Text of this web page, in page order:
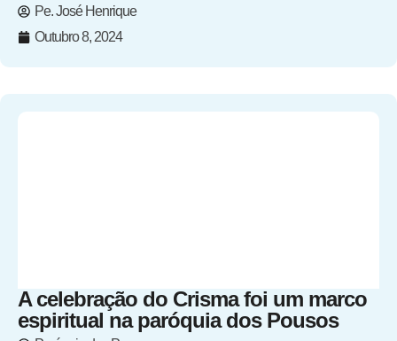
Pe. José Henrique
Outubro 8, 2024
A celebração do Crisma foi um marco
espiritual na paróquia dos Pousos